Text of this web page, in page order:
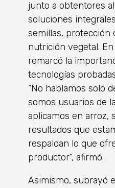
junto a obtentores
soluciones
semillas, protección
nutrición vegetal.
remarcó la
tecnologías
“No hablamos solo
somos usuarios de
aplicamos en arroz,
resultados que
respaldan lo que
productor”, afirmó.
Asimismo, subrayó